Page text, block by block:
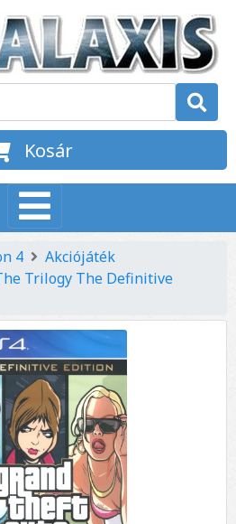
Kosár
4
Akciójáték
Trilogy The Definitive